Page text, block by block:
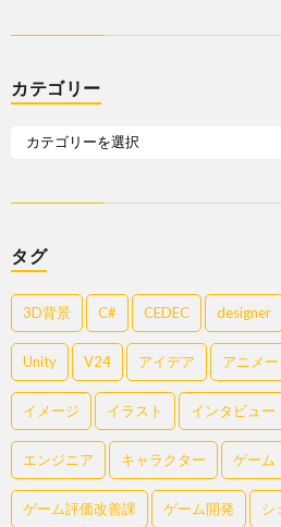
カテゴリー
タグ
3D背景 C# CEDEC designer
Unity V24 アイデア アニメ
イメージ イラスト インタビュー
エンジニア キャラクター ゲーム
ゲーム評価改善課 ゲーム開発 シ